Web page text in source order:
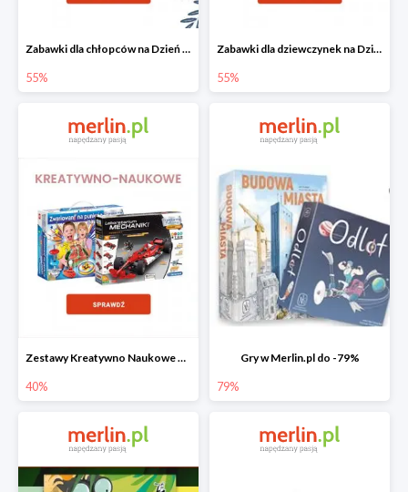
Zabawki dla chłopców na Dzień Dziecka w Merlin.pl do -55%
55%
Zabawki dla dziewczynek na Dzień Dziecka w Merlin.pl do -55%
55%
Zestawy Kreatywno Naukowe do -40%
40%
Gry w Merlin.pl do -79%
79%